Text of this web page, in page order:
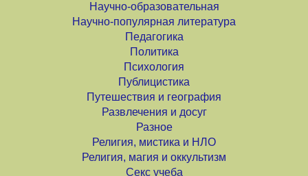
Научно-образовательная
Научно-популярная литература
Педагогика
Политика
Психология
Публицистика
Путешествия и география
Развлечения и досуг
Разное
Религия, мистика и НЛО
Религия, магия и оккультизм
Секс учеба